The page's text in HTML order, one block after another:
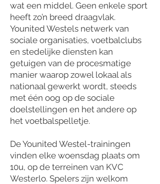
wat een middel. Geen enkele sport
heeft zo’n breed draagvlak.
Younited Westels netwerk van
sociale organisaties, voetbalclubs
en stedelijke diensten kan
getuigen van de procesmatige
manier waarop zowel lokaal als
nationaal gewerkt wordt, steeds
met één oog op de sociale
doelstellingen en het andere op
het voetbalspelletje.
De Younited Westel-trainingen
vinden elke woensdag plaats om
10u, op de terreinen van KVC
Westerlo. Spelers zijn welkom